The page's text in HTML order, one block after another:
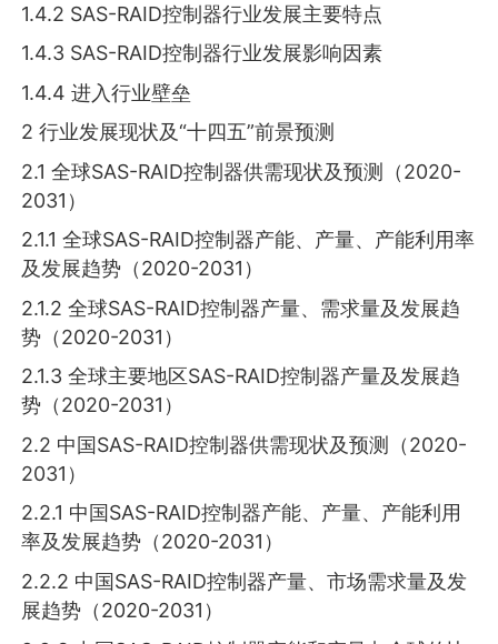
1.4.2 SAS-RAID控制器行业发展主要特点
1.4.3 SAS-RAID控制器行业发展影响因素
1.4.4 进入行业壁垒
2 行业发展现状及“十四五”前景预测
2.1 全球SAS-RAID控制器供需现状及预测（2020-
2031）
2.1.1 全球SAS-RAID控制器产能、产量、产能利用率
及发展趋势（2020-2031）
2.1.2 全球SAS-RAID控制器产量、需求量及发展趋
势（2020-2031）
2.1.3 全球主要地区SAS-RAID控制器产量及发展趋
势（2020-2031）
2.2 中国SAS-RAID控制器供需现状及预测（2020-
2031）
2.2.1 中国SAS-RAID控制器产能、产量、产能利用
率及发展趋势（2020-2031）
2.2.2 中国SAS-RAID控制器产量、市场需求量及发
展趋势（2020-2031）